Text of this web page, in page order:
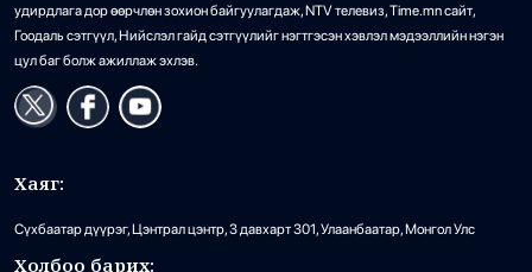
удирдлага дор өөрчлөн зохион байгуулагдаж, NTV телевиз, Time.mn сайт,
Гоодаль сэтгүүл, Нийслэл гайд сэтгүүлийг нэгтгэсэн хэвлэл мэдээллийн нэгэн
цул баг болж ажиллаж эхлэв.
Хаяг:
Сүхбаатар дүүрэг, Цэнтрал цэнтр, 3 давхарт 301, Улаанбаатар, Монгол Улс
Холбоо барих: